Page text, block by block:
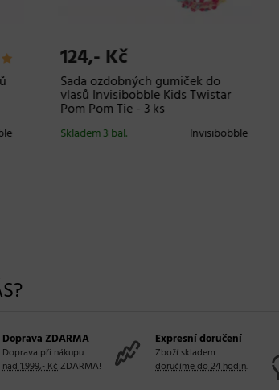
124,- Kč
Sada ozdobných gumiček do
vlasů Invisibobble Kids Twistar
Pom Pom Tie - 3 ks
Invisibobble
Skladem 3 bal.
Doprava ZDARMA
Doprava při nákupu
nad 1.999,- KčZDARMA!
Expresní doručení
Zboží skladem
doručíme do 24 hodin.